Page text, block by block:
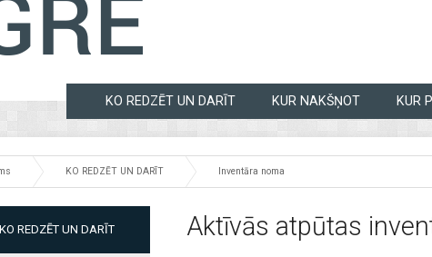
KO REDZĒT UN DARĪT KUR NAKŠŅOT KUR
KO REDZĒT UN DARĪT Inventāra noma
KO REDZĒT UN DARĪT Aktīvās atpūtas